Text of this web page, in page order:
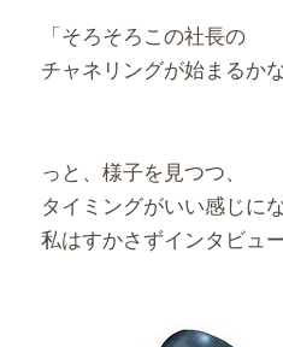
「そろそろこの社長の
チャネリングが始まるかな
っと、様子を見つつ、
タイミングがいい感じに
私はすかさずインタビュ